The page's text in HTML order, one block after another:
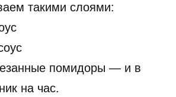
такими слоями:
помидоры — и в
на час.